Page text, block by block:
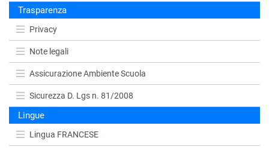
Trasparenza
Privacy
Note legali
Assicurazione Ambiente Scuola
Sicurezza D. Lgs n. 81/2008
Lingue
Lingua FRANCESE